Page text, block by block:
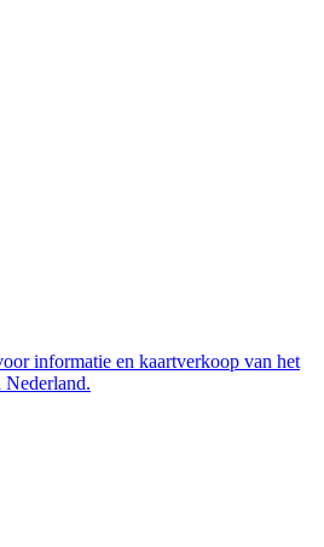
informatie en kaartverkoop van het